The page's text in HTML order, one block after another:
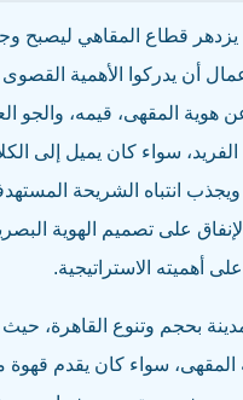
قطاع المقاهي ليصبح
أن يدركوا الأهمية
هوية المقهى، قيمه،
سواء كان يميل إلى
انتباه الشريحة
بحجم وتنوع القاهرة،
المقهى، سواء كان يقدم